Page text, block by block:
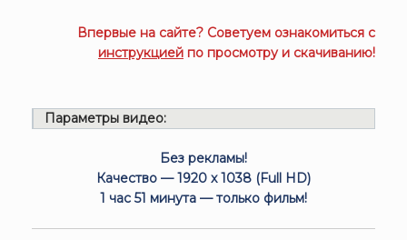
Впервые на сайте? Советуем ознакомиться с
инструкцией по просмотру и скачиванию!
Параметры видео:
Без рекламы!
Качество — 1920 x 1038 (Full HD)
1 час 51 минута — только фильм!